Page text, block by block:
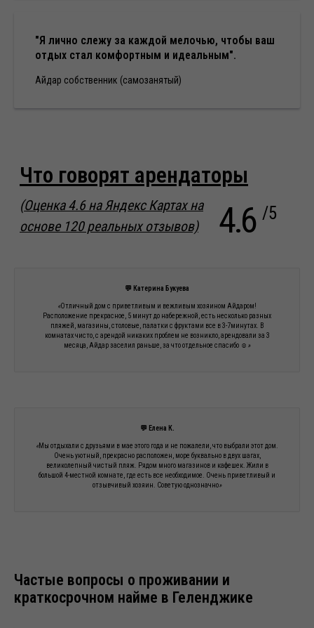
"Я лично слежу за каждой мелочью, чтобы ваш
отдых стал комфортным и идеальным".
Айдар собственник (самозанятый)
💬 Катерина Букуева
«Отличный дом с приветливым и вежливым хозяином Айдаром!
Расположение прекрасное, 5 минут до набережной, есть несколько разных
пляжей, магазины, столовые, палатки с фруктами все в 3-7минутах. В
комнатах чисто, с арендой никаких проблем не возникло, арендовали за 3
месяца, Айдар заселил раньше, за что отдельное спасибо ☺️ »
💬 Елена К.
«Мы отдыхали с друзьями в мае этого года и не пожалели, что выбрали этот дом.
Очень уютный, прекрасно расположен, море буквально в двух шагах,
великолепный чистый пляж. Рядом много магазинов и кафешек. Жили в
большой 4-местной комнате, где есть все необходимое. Очень приветливый и
отзывчивый хозяин. Советую однозначно»
Частые вопросы о проживании и
краткосрочном найме в Геленджике